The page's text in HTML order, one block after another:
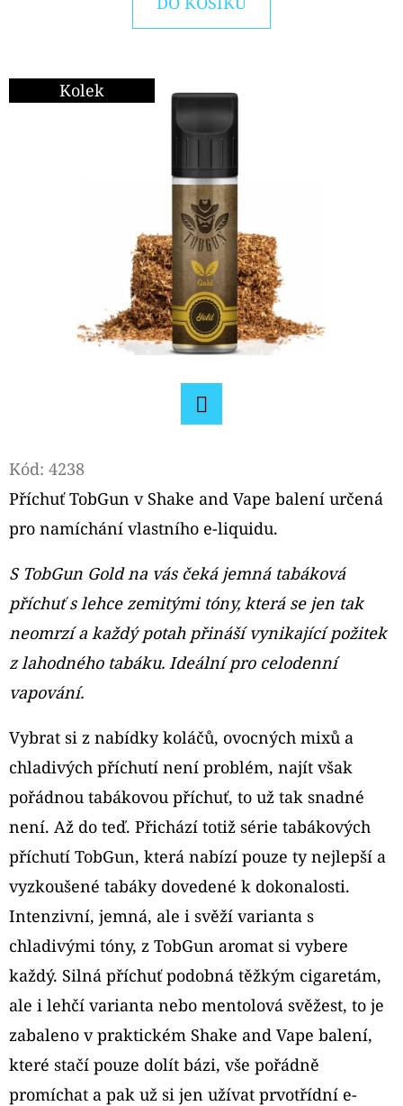
Kolek
Kód: 4238
Příchuť TobGun v Shake and Vape balení určená
pro namíchání vlastního e-liquidu.
S TobGun Gold na vás čeká jemná tabáková
příchuť s lehce zemitými tóny, která se jen tak
neomrzí a každý potah přináší vynikající požitek
z lahodného tabáku. Ideální pro celodenní
vapování.
Vybrat si z nabídky koláčů, ovocných mixů a
chladivých příchutí není problém, najít však
pořádnou tabákovou příchuť, to už tak snadné
není. Až do teď. Přichází totiž série tabákových
příchutí TobGun, která nabízí pouze ty nejlepší a
vyzkoušené tabáky dovedené k dokonalosti.
Intenzivní, jemná, ale i svěží varianta s
chladivými tóny, z TobGun aromat si vybere
každý. Silná příchuť podobná těžkým cigaretám,
ale i lehčí varianta nebo mentolová svěžest, to je
zabaleno v praktickém Shake and Vape balení,
které stačí pouze dolít bázi, vše pořádně
promíchat a pak už si jen užívat prvotřídní e-
N
HLEDAT
O
P
R
U
Č
U
J
E
E
LIQUA
ELEMENTS
CUBAN
CIGAR
Kč